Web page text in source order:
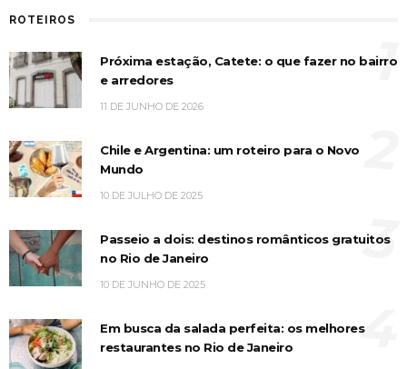
ROTEIROS
Próxima estação, Catete: o que fazer no bairro
e arredores
11 DE JUNHO DE 2026
1
Chile e Argentina: um roteiro para o Novo
Mundo
10 DE JULHO DE 2025
Passeio a dois: destinos românticos gratuitos
no Rio de Janeiro
10 DE JUNHO DE 2025
3
Em busca da salada perfeita: os melhores
restaurantes no Rio de Janeiro
4